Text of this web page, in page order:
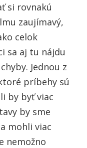
si rovnakú
zaujímavý,
celok
sa aj tu nájdu
Jednou z
príbehy sú
by byť viac
by sme
mohli viac
nemožno